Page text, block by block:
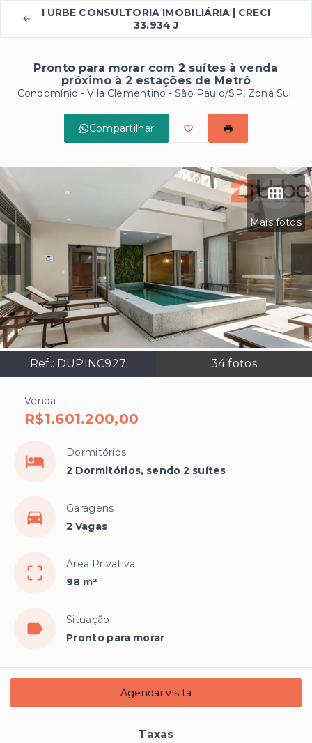
I URBE CONSULTORIA IMOBILIÁRIA | CRECI
33.934 J
Pronto para morar com 2 suítes à venda
próximo à 2 estações de Metrô
Condomínio - Vila Clementino - São Paulo/SP, Zona Sul
Compartilhar
Mais fotos
Ref.: DUPINC927 34fotos
Venda
R$1.601.200,00
Dormitórios
2 Dormitórios, sendo 2 suítes
Garagens
2 Vagas
Área Privativa
98 m²
Situação
Pronto para morar
Agendar visita
Taxas